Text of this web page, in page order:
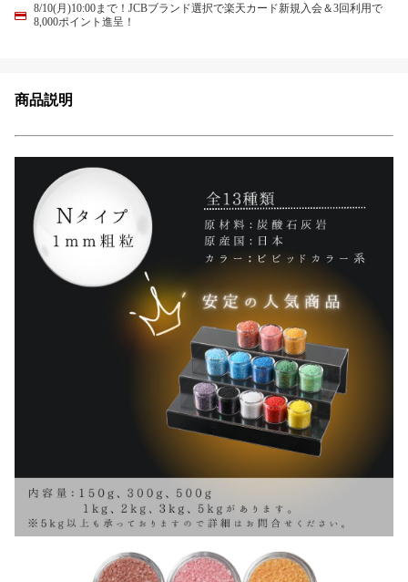
8/10(月)10:00まで！JCBブランド選択で楽天カード新規入会＆3回利用で
8,000ポイント進呈！
商品説明